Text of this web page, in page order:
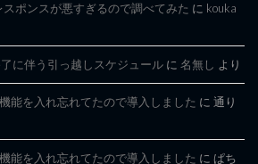
ポンスが悪すぎるので調べてみた に kouka
に伴う引っ越しスケジュール に 名無し より
能を入れ忘れてたので導入しました に 通り
能を入れ忘れてたので導入しました に ぱち